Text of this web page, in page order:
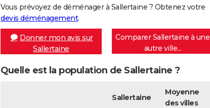
Vous prévoyez de déménager à Sallertaine ? Obtenez votre
devis déménagement.
Donner mon avis sur
Sallertaine
Comparer Sallertaine à une
autre ville...
Quelle est la population de Sallertaine ?
Sallertaine
Moyenne
des villes